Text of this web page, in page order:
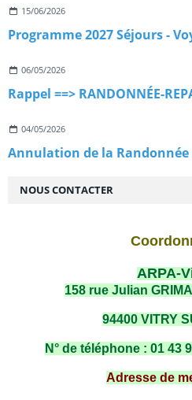
15/06/2026
06/05/2026
Rappel ==> RANDONNÉE-
04/05/2026
NOUS CONTACTER
ARPA-
158 rue Julian
94400 VITRY
N° de téléphone : 01 43
Adresse de